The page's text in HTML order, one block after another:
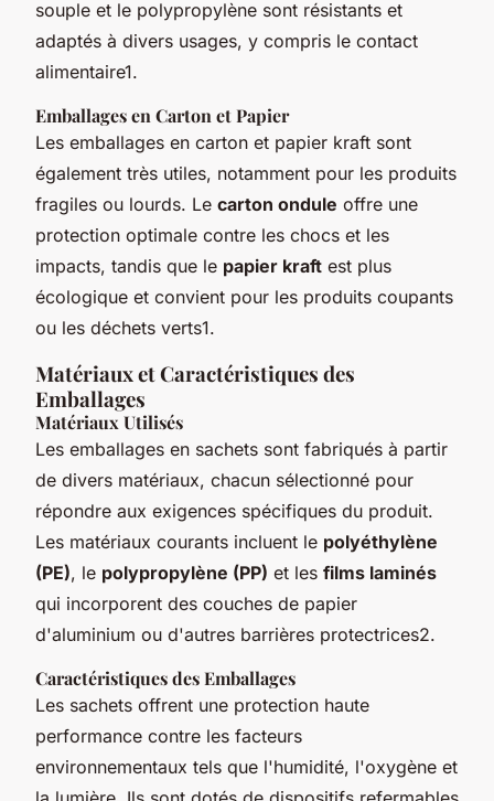
souple et le polypropylène sont résistants et
adaptés à divers usages, y compris le contact
alimentaire1.
Emballages en Carton et Papier
Les emballages en carton et papier kraft sont
également très utiles, notamment pour les produits
fragiles ou lourds. Le carton ondule offre une
protection optimale contre les chocs et les
impacts, tandis que le papier kraft est plus
écologique et convient pour les produits coupants
ou les déchets verts1.
Matériaux et Caractéristiques des
Emballages
Matériaux Utilisés
Les emballages en sachets sont fabriqués à partir
de divers matériaux, chacun sélectionné pour
répondre aux exigences spécifiques du produit.
Les matériaux courants incluent le polyéthylène
(PE), le polypropylène (PP) et les films laminés
qui incorporent des couches de papier
d'aluminium ou d'autres barrières protectrices2.
Caractéristiques des Emballages
Les sachets offrent une protection haute
performance contre les facteurs
environnementaux tels que l'humidité, l'oxygène et